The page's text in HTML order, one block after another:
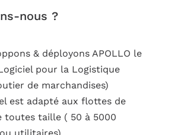
nous ?
& déployons APOLLO le
pour la Logistique
de marchandises)
est adapté aux flottes de
toutes taille ( 50 à 5000
utilitaires).